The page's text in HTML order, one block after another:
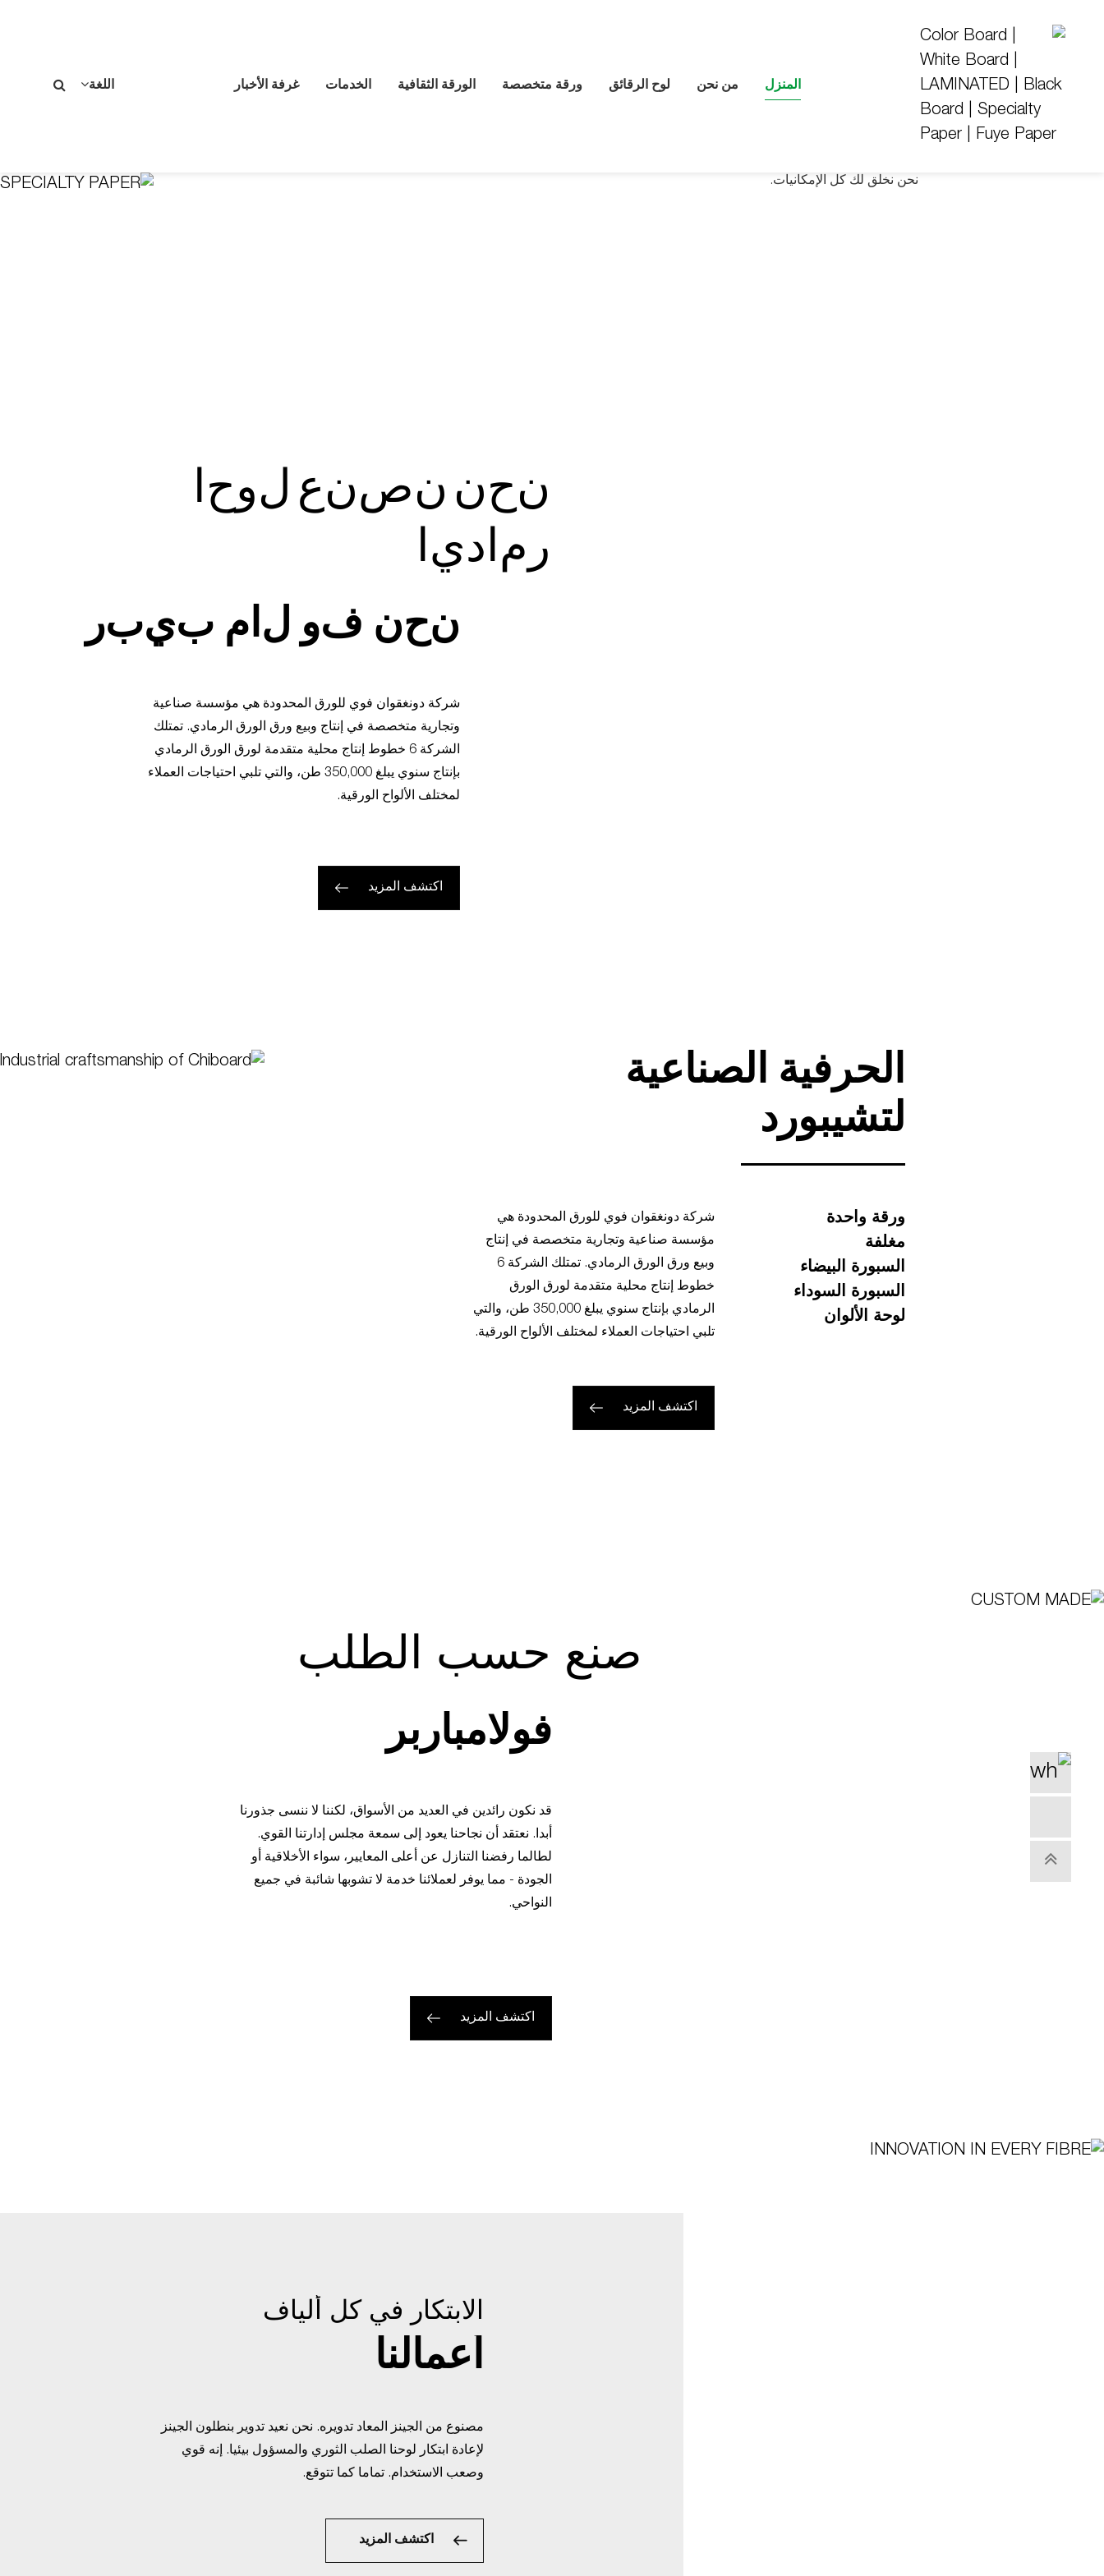
المنزل من نحن لوح الرقائق ورقة متخصصة الورقة الثقافية الخدمات غرفة الأخبار اللغة ورقة متخصصة
نحن نخلق لك كل الإمكانيات.
نحن نصنع لوحا
ر ماديا
نحن فو لام بيبر
شركة دونغقوان فوي للورق المحدودة هي مؤسسة صناعية
وتجارية متخصصة في إنتاج وبيع ورق الورق الرمادي. تمتلك
الشركة 6 خطوط إنتاج محلية متقدمة لورق الورق الرمادي
بإنتاج سنوي يبلغ 350,000 طن، والتي تلبي احتياجات العملاء
لمختلف الألواح الورقية.
اكتشف المزيد
الحرفية الصناعية
لتشيبورد
ورقة واحدة
مغلفة
السبورة البيضاء
السبورة السوداء
لوحة الألوان
شركة دونغقوان فوي للورق المحدودة هي
مؤسسة صناعية وتجارية متخصصة في إنتاج
وبيع ورق الورق الرمادي. تمتلك الشركة 6
خطوط إنتاج محلية متقدمة لورق الورق
الرمادي بإنتاج سنوي يبلغ 350,000 طن، والتي
تلبي احتياجات العملاء لمختلف الألواح الورقية.
اكتشف المزيد
صنع حسب الطلب
فولامباربر
قد نكون رائدين في العديد من الأسواق، لكننا لا ننسى جذورنا
أبدا. نعتقد أن نجاحنا يعود إلى سمعة مجلس إدارتنا القوي.
لطالما رفضنا التنازل عن أعلى المعايير، سواء الأخلاقية أو
الجودة - مما يوفر لعملائنا خدمة لا تشوبها شائبة في جميع
النواحي.
اكتشف المزيد
الابتكار في كل ألياف
أعمالنا
مصنوع من الجينز المعاد تدويره. نحن نعيد تدوير بنطلون الجينز
لإعادة ابتكار لوحنا الصلب الثوري والمسؤول بيئيا. إنه قوي
وصعب الاستخدام. تماما كما تتوقع.
اكتشف المزيد